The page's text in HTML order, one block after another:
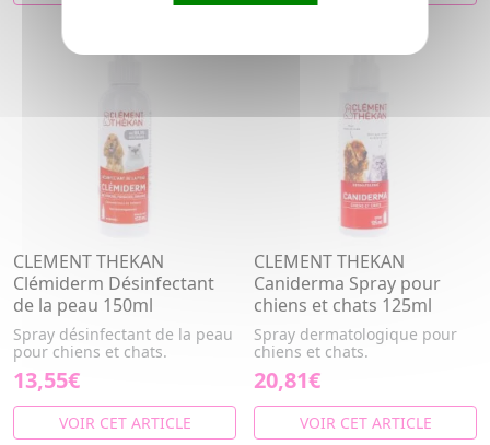
CLEMENT THEKAN
Clémiderm Désinfectant
de la peau 150ml
Spray désinfectant de la peau
pour chiens et chats.
13,55€
VOIR CET ARTICLE
CLEMENT THEKAN
Caniderma Spray pour
chiens et chats 125ml
Spray dermatologique pour
chiens et chats.
20,81€
VOIR CET ARTICLE